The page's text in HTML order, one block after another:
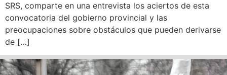
SRS, comparte en una entrevista los aciertos de esta
convocatoria del gobierno provincial y las
preocupaciones sobre obstáculos que pueden derivarse
de […]